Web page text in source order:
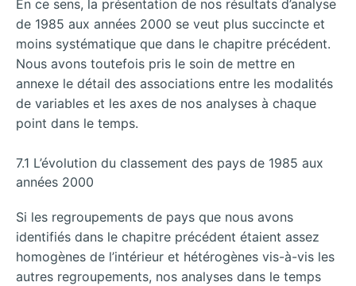
En ce sens, la présentation de nos résultats d’analyse
de 1985 aux années 2000 se veut plus succincte et
moins systématique que dans le chapitre précédent.
Nous avons toutefois pris le soin de mettre en
annexe le détail des associations entre les modalités
de variables et les axes de nos analyses à chaque
point dans le temps.
7.1 L’évolution du classement des pays de 1985 aux
années 2000
Si les regroupements de pays que nous avons
identifiés dans le chapitre précédent étaient assez
homogènes de l’intérieur et hétérogènes vis-à-vis les
autres regroupements, nos analyses dans le temps